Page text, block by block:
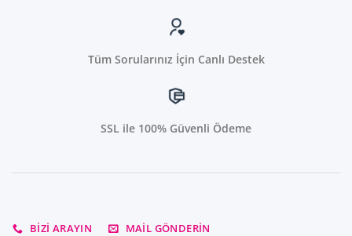
Tüm Sorularınız İçin Canlı Destek
SSL ile 100% Güvenli Ödeme
BIZI ARAYIN MAIL GÖNDERIN